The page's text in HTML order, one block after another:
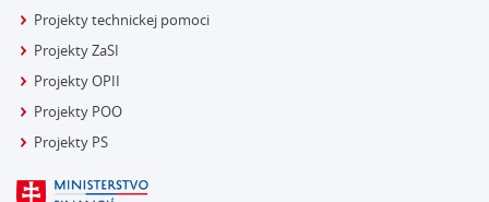
Projekty technickej pomoci
Projekty ZaSI
Projekty OPII
Projekty POO
Projekty PS